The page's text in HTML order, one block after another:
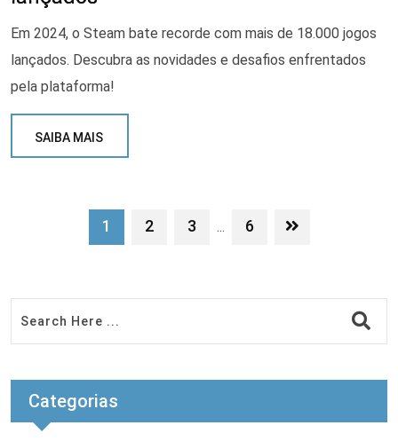
Em 2024, o Steam bate recorde com mais de 18.000 jogos
lançados. Descubra as novidades e desafios enfrentados
pela plataforma!
SAIBA MAIS
1 2 3 ... 6
Categorias